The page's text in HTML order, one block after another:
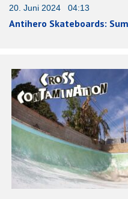
20. Juni 2024 04:13
Antihero Skateboards: